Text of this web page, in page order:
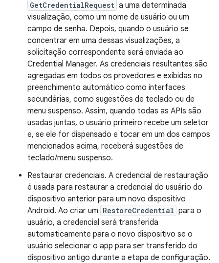
GetCredentialRequest a uma determinada
visualização, como um nome de usuário ou um
campo de senha. Depois, quando o usuário se
concentrar em uma dessas visualizações, a
solicitação correspondente será enviada ao
Credential Manager. As credenciais resultantes são
agregadas em todos os provedores e exibidas no
preenchimento automático como interfaces
secundárias, como sugestões de teclado ou de
menu suspenso. Assim, quando todas as APIs são
usadas juntas, o usuário primeiro recebe um seletor
e, se ele for dispensado e tocar em um dos campos
mencionados acima, receberá sugestões de
teclado/menu suspenso.
Restaurar credenciais. A credencial de restauração
é usada para restaurar a credencial do usuário do
dispositivo anterior para um novo dispositivo
Android. Ao criar um RestoreCredential para o
usuário, a credencial será transferida
automaticamente para o novo dispositivo se o
usuário selecionar o app para ser transferido do
dispositivo antigo durante a etapa de configuração.